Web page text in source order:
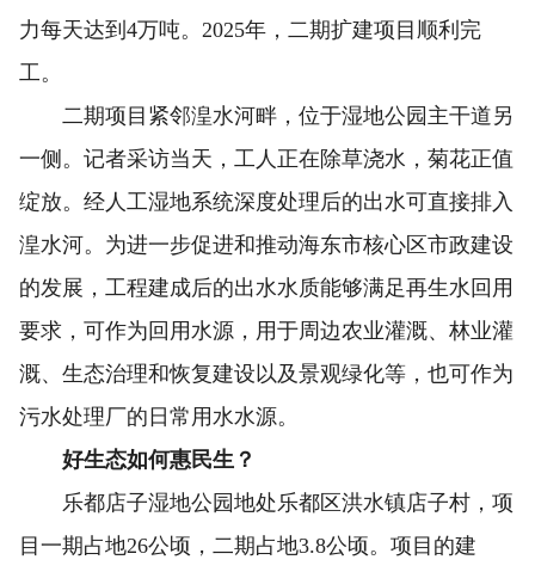
力每天达到4万吨。2025年，二期扩建项目顺利完
工。
二期项目紧邻湟水河畔，位于湿地公园主干道另
一侧。记者采访当天，工人正在除草浇水，菊花正值
绽放。经人工湿地系统深度处理后的出水可直接排入
湟水河。为进一步促进和推动海东市核心区市政建设
的发展，工程建成后的出水水质能够满足再生水回用
要求，可作为回用水源，用于周边农业灌溉、林业灌
溉、生态治理和恢复建设以及景观绿化等，也可作为
污水处理厂的日常用水水源。
好生态如何惠民生？
乐都店子湿地公园地处乐都区洪水镇店子村，项
目一期占地26公顷，二期占地3.8公顷。项目的建